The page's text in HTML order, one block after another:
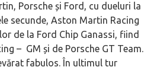
Porsche și Ford, cu dueluri la
secunde, Aston Martin Racing
de la Ford Chip Ganassi, fiind
– GM și de Porsche GT Team.
fabulos. În ultimul tur